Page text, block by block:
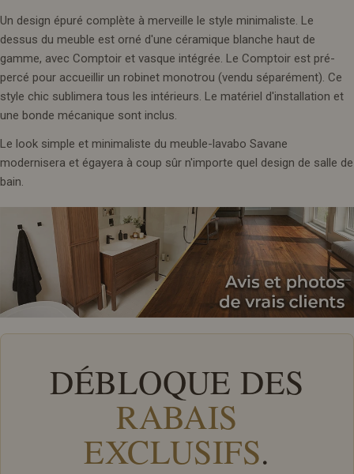
Un design épuré complète à merveille le style minimaliste. Le
dessus du meuble est orné d'une céramique blanche haut de
gamme, avec Comptoir et vasque intégrée. Le Comptoir est pré-
percé pour accueillir un robinet monotrou (vendu séparément). Ce
style chic sublimera tous les intérieurs. Le matériel d'installation et
une bonde mécanique sont inclus.
Le look simple et minimaliste du meuble-lavabo Savane
modernisera et égayera à coup sûr n'importe quel design de salle de
bain.
DÉBLOQUE DES
RABAIS
EXCLUSIFS.